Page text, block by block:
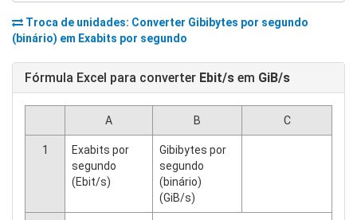
Troca de unidades: Converter Gibibytes por segundo
(binário) em Exabits por segundo
Fórmula Excel para converter Ebit/s em GiB/s
A B C
1
Exabits por
segundo
(Ebit/s)
Gibibytes por
segundo
(binário)
(GiB/s)